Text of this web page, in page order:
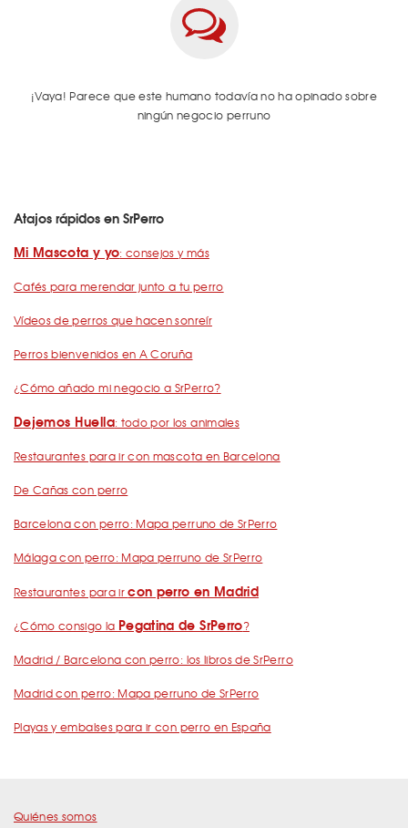
¡Vaya! Parece que este humano todavía no ha opinado sobre
ningún negocio perruno
Atajos rápidos en SrPerro
Mi Mascota y yo: consejos y más
Cafés para merendar junto a tu perro
Vídeos de perros que hacen sonreír
Perros bienvenidos en A Coruña
¿Cómo añado mi negocio a SrPerro?
Dejemos Huella: todo por los animales
Restaurantes para ir con mascota en Barcelona
De Cañas con perro
Barcelona con perro: Mapa perruno de SrPerro
Málaga con perro: Mapa perruno de SrPerro
Restaurantes para ircon perro en Madrid
¿Cómo consigo la Pegatina de SrPerro?
Madrid / Barcelona con perro: los libros de SrPerro
Madrid con perro: Mapa perruno de SrPerro
Playas y embalses para ir con perro en España
Quiénes somos